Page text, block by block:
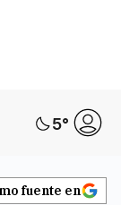
5°
fuente en